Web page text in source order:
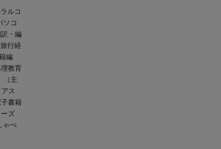
ルコ
ソコ
・編
行経
編
教育
（主
ス
書籍
ズ
ゃべ